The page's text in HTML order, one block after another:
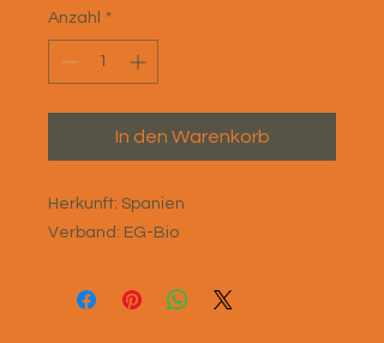
Gramm
Anzahl *
In den Warenkorb
Herkunft: Spanien
Verband: EG-Bio